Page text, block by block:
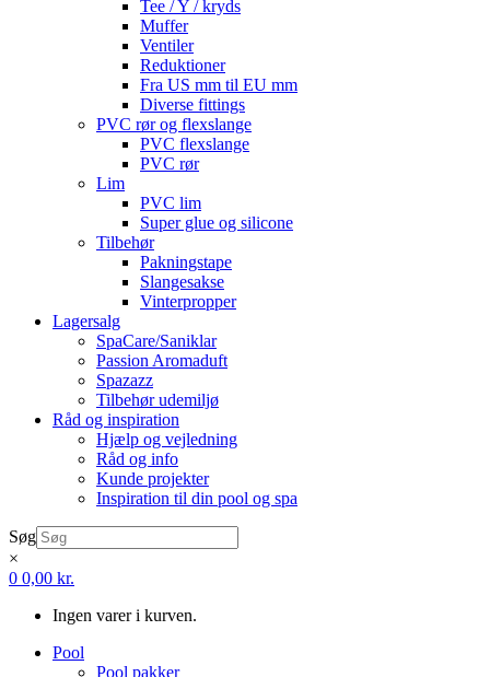
Tee / Y / kryds
Muffer
Ventiler
Reduktioner
Fra US mm til EU mm
Diverse fittings
PVC rør og flexslange
PVC flexslange
PVC rør
Lim
PVC lim
Super glue og silicone
Tilbehør
Pakningstape
Slangesakse
Vinterpropper
Lagersalg
SpaCare/Saniklar
Passion Aromaduft
Spazazz
Tilbehør udemiljø
Råd og inspiration
Hjælp og vejledning
Råd og info
Kunde projekter
Inspiration til din pool og spa
Søg
×
0 0,00 kr.
Ingen varer i kurven.
Pool
Pool pakker